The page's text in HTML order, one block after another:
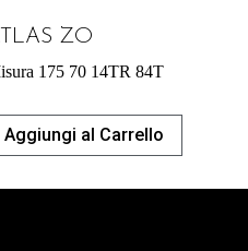
ZO
175 70 14TR 84T
Aggiungi al Carrello